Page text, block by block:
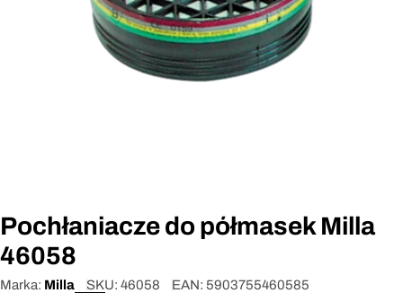
Pochłaniacze do półmasek Milla
46058
Marka: Milla SKU: 46058 EAN: 5903755460585